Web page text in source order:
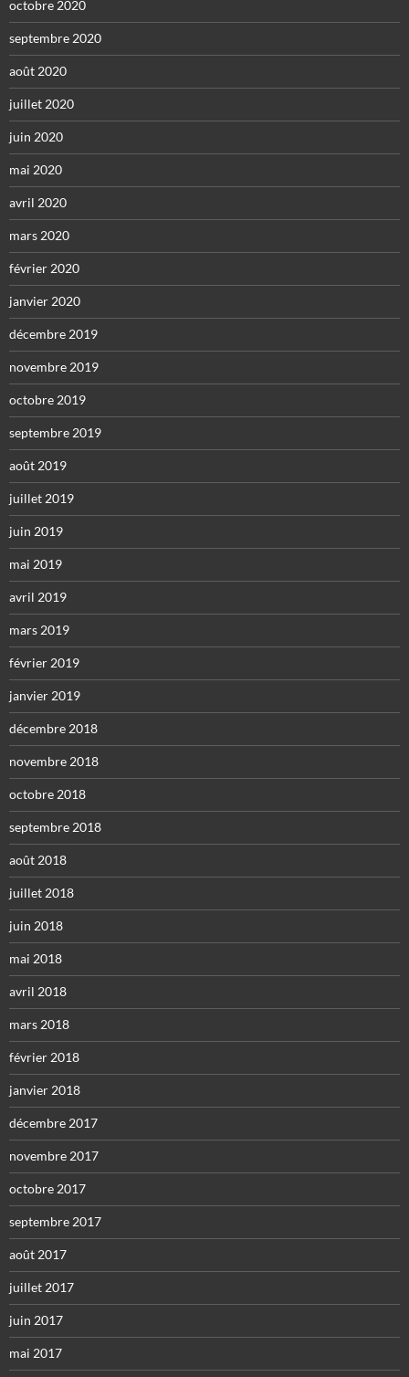
octobre 2020
septembre 2020
août 2020
juillet 2020
juin 2020
mai 2020
avril 2020
mars 2020
février 2020
janvier 2020
décembre 2019
novembre 2019
octobre 2019
septembre 2019
août 2019
juillet 2019
juin 2019
mai 2019
avril 2019
mars 2019
février 2019
janvier 2019
décembre 2018
novembre 2018
octobre 2018
septembre 2018
août 2018
juillet 2018
juin 2018
mai 2018
avril 2018
mars 2018
février 2018
janvier 2018
décembre 2017
novembre 2017
octobre 2017
septembre 2017
août 2017
juillet 2017
juin 2017
mai 2017